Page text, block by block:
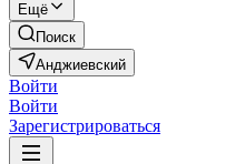
Ещё
Поиск
Анджиевский
Войти
Войти
Зарегистрироваться